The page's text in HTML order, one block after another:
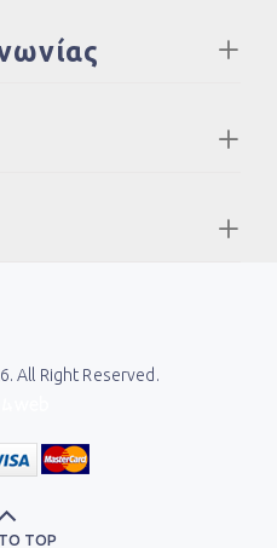
All Right Reserved.
TOP